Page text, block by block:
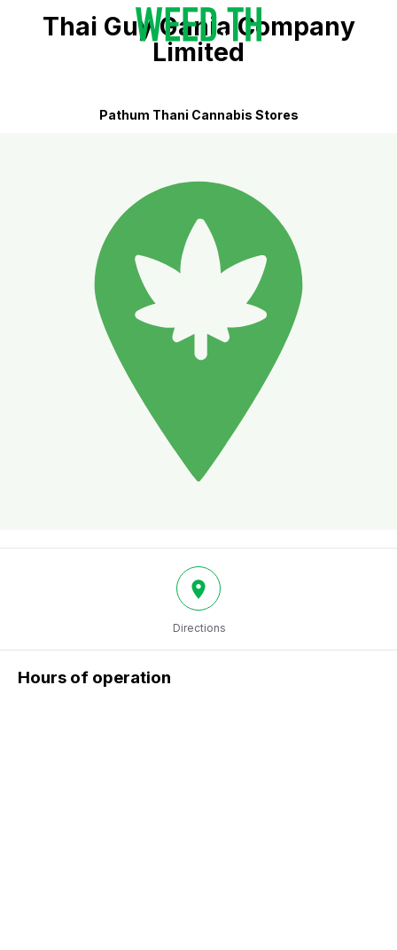
Thai Guy Ganja Company
Limited
Pathum Thani Cannabis Stores
Directions
Hours of operation